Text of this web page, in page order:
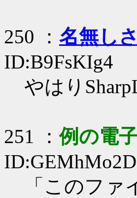
250 ： 名無し
ID:B9FsKIg4
やはり
251 ：例の電
ID:GEMhMo2D
「このフ